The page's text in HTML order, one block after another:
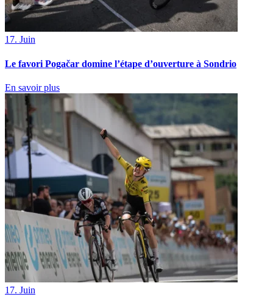
17. Juin
Le favori Pogačar domine l’étape d’ouverture à Sondrio
En savoir plus
17. Juin